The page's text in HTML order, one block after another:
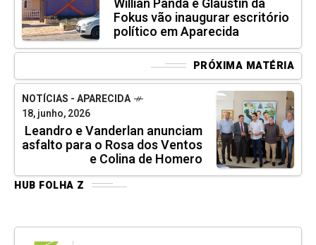
Willian Panda e Glaustin da
Fokus vão inaugurar escritório
político em Aparecida
PRÓXIMA MATÉRIA
NOTÍCIAS - APARECIDA
18, junho, 2026
Leandro e Vanderlan anunciam
asfalto para o Rosa dos Ventos
e Colina de Homero
HUB FOLHA Z